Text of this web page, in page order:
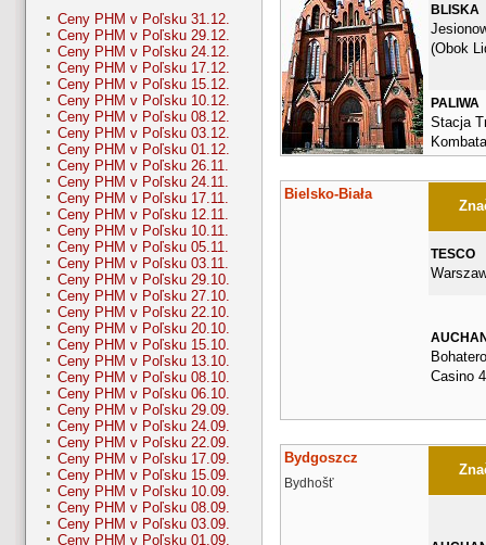
Ceny PHM v Poľsku 31.12.
Ceny PHM v Poľsku 29.12.
Ceny PHM v Poľsku 24.12.
Ceny PHM v Poľsku 17.12.
Ceny PHM v Poľsku 15.12.
Ceny PHM v Poľsku 10.12.
Ceny PHM v Poľsku 08.12.
Ceny PHM v Poľsku 03.12.
Ceny PHM v Poľsku 01.12.
Ceny PHM v Poľsku 26.11.
Ceny PHM v Poľsku 24.11.
Ceny PHM v Poľsku 17.11.
Ceny PHM v Poľsku 12.11.
Ceny PHM v Poľsku 10.11.
Ceny PHM v Poľsku 05.11.
Ceny PHM v Poľsku 03.11.
Ceny PHM v Poľsku 29.10.
Ceny PHM v Poľsku 27.10.
Ceny PHM v Poľsku 22.10.
Ceny PHM v Poľsku 20.10.
Ceny PHM v Poľsku 15.10.
Ceny PHM v Poľsku 13.10.
Ceny PHM v Poľsku 08.10.
Ceny PHM v Poľsku 06.10.
Ceny PHM v Poľsku 29.09.
Ceny PHM v Poľsku 24.09.
Ceny PHM v Poľsku 22.09.
Ceny PHM v Poľsku 17.09.
Ceny PHM v Poľsku 15.09.
Ceny PHM v Poľsku 10.09.
Ceny PHM v Poľsku 08.09.
Ceny PHM v Poľsku 03.09.
Ceny PHM v Poľsku 01.09.
BLISKA
(Obok
PALIWA
Stacja
Bielsko-Biała
TESCO
Casino
Bydgoszcz
Bydhošť